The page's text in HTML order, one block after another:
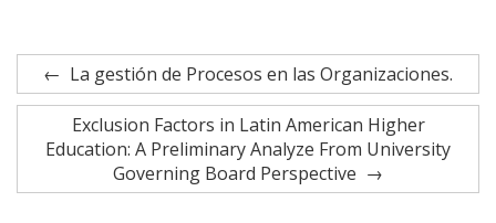
La gestión de Procesos en las Organizaciones.
Exclusion Factors in Latin American Higher
Education: A Preliminary Analyze From University
Governing Board Perspective